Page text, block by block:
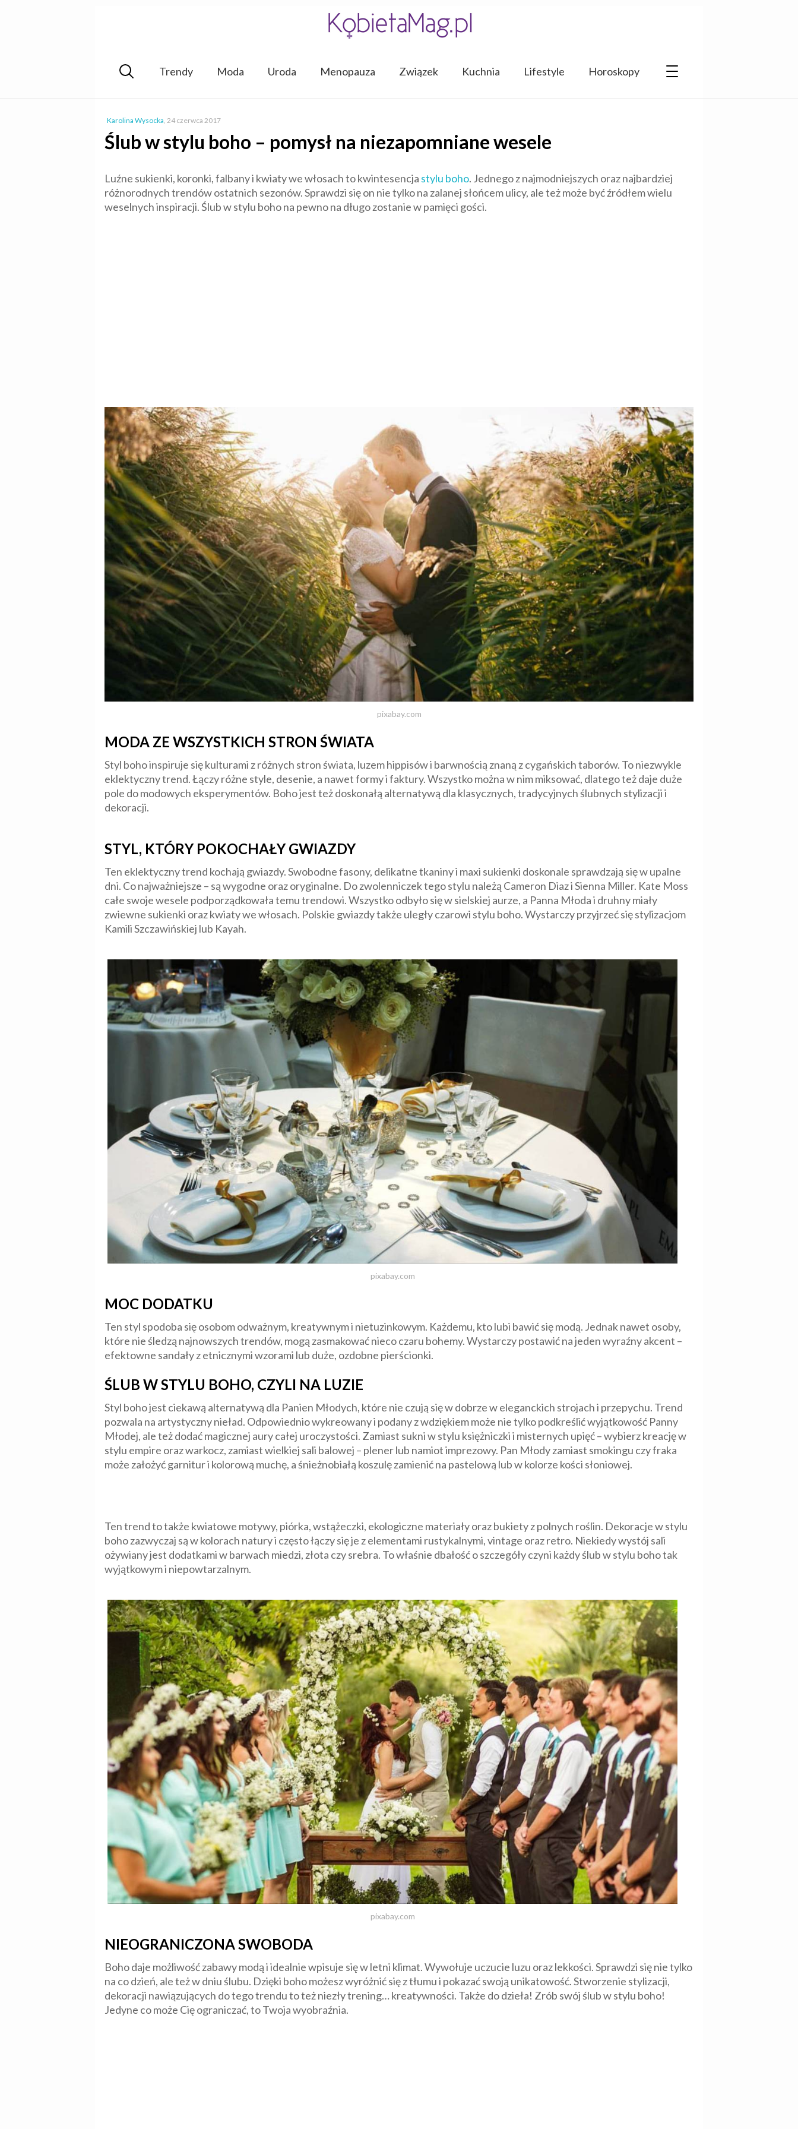
Trendy Moda Uroda Menopauza Związek Kuchnia Lifestyle Horoskopy
Karolina Wysocka, 24 czerwca 2017
Ślub w stylu boho – pomysł na niezapomniane wesele
Luźne sukienki, koronki, falbany i kwiaty we włosach to kwintesencja stylu boho. Jednego z najmodniejszych oraz najbardziej
różnorodnych trendów ostatnich sezonów. Sprawdzi się on nie tylko na zalanej słońcem ulicy, ale też może być źródłem wielu
weselnych inspiracji. Ślub w stylu boho na pewno na długo zostanie w pamięci gości.
pixabay.com
MODA ZE WSZYSTKICH STRON ŚWIATA
Styl boho inspiruje się kulturami z różnych stron świata, luzem hippisów i barwnością znaną z cygańskich taborów. To niezwykle
eklektyczny trend. Łączy różne style, desenie, a nawet formy i faktury. Wszystko można w nim miksować, dlatego też daje duże
pole do modowych eksperymentów. Boho jest też doskonałą alternatywą dla klasycznych, tradycyjnych ślubnych stylizacji i
dekoracji.
STYL, KTÓRY POKOCHAŁY GWIAZDY
Ten eklektyczny trend kochają gwiazdy. Swobodne fasony, delikatne tkaniny i maxi sukienki doskonale sprawdzają się w upalne
dni. Co najważniejsze – są wygodne oraz oryginalne. Do zwolenniczek tego stylu należą Cameron Diaz i Sienna Miller. Kate Moss
całe swoje wesele podporządkowała temu trendowi. Wszystko odbyło się w sielskiej aurze, a Panna Młoda i druhny miały
zwiewne sukienki oraz kwiaty we włosach. Polskie gwiazdy także uległy czarowi stylu boho. Wystarczy przyjrzeć się stylizacjom
Kamili Szczawińskiej lub Kayah.
pixabay.com
MOC DODATKU
Ten styl spodoba się osobom odważnym, kreatywnym i nietuzinkowym. Każdemu, kto lubi bawić się modą. Jednak nawet osoby,
które nie śledzą najnowszych trendów, mogą zasmakować nieco czaru bohemy. Wystarczy postawić na jeden wyraźny akcent –
efektowne sandały z etnicznymi wzorami lub duże, ozdobne pierścionki.
ŚLUB W STYLU BOHO, CZYLI NA LUZIE
Styl boho jest ciekawą alternatywą dla Panien Młodych, które nie czują się w dobrze w eleganckich strojach i przepychu. Trend
pozwala na artystyczny nieład. Odpowiednio wykreowany i podany z wdziękiem może nie tylko podkreślić wyjątkowość Panny
Młodej, ale też dodać magicznej aury całej uroczystości. Zamiast sukni w stylu księżniczki i misternych upięć – wybierz kreację w
stylu empire oraz warkocz, zamiast wielkiej sali balowej – plener lub namiot imprezowy. Pan Młody zamiast smokingu czy fraka
może założyć garnitur i kolorową muchę, a śnieżnobiałą koszulę zamienić na pastelową lub w kolorze kości słoniowej.
Ten trend to także kwiatowe motywy, piórka, wstążeczki, ekologiczne materiały oraz bukiety z polnych roślin. Dekoracje w stylu
boho zazwyczaj są w kolorach natury i często łączy się je z elementami rustykalnymi, vintage oraz retro. Niekiedy wystój sali
ożywiany jest dodatkami w barwach miedzi, złota czy srebra. To właśnie dbałość o szczegóły czyni każdy ślub w stylu boho tak
wyjątkowym i niepowtarzalnym.
pixabay.com
NIEOGRANICZONA SWOBODA
Boho daje możliwość zabawy modą i idealnie wpisuje się w letni klimat. Wywołuje uczucie luzu oraz lekkości. Sprawdzi się nie tylko
na co dzień, ale też w dniu ślubu. Dzięki boho możesz wyróżnić się z tłumu i pokazać swoją unikatowość. Stworzenie stylizacji,
dekoracji nawiązujących do tego trendu to też niezły trening… kreatywności. Także do dzieła! Zrób swój ślub w stylu boho!
Jedyne co może Cię ograniczać, to Twoja wyobraźnia.